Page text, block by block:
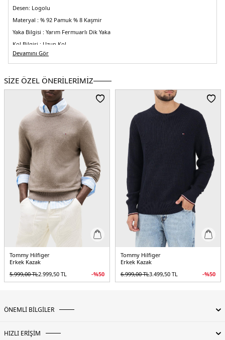
Desen: Logolu
Materyal : % 92 Pamuk % 8 Kaşmir
Yaka Bilgisi : Yarım Fermuarlı Dik Yaka
Kol Bilgisi : Uzun Kol
Kalıp Bilgisi :Regular Fit
3DE1MW0MW40448DW5.12
Devamını Gör
SİZE ÖZEL ÖNERİLERİMİZ
Tommy Hilfiger
Erkek Kazak
5.999,00TL2.999,50 TL -%50
Tommy Hilfiger
Erkek Kazak
6.999,00TL3.499,50 TL -%50
ÖNEMLİ BİLGİLER
HIZLI ERİŞİM